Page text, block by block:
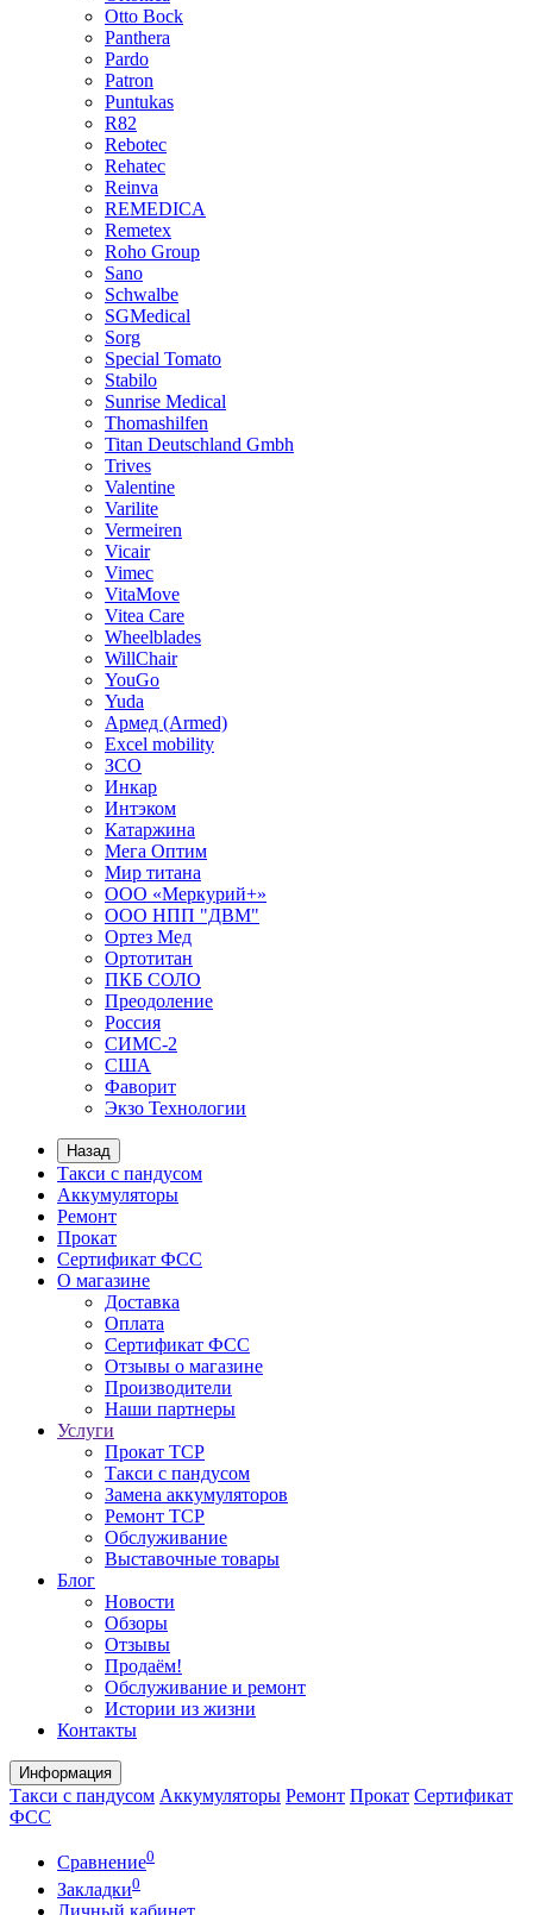
Otto Bock
Panthera
Pardo
Patron
Puntukas
R82
Rebotec
Rehatec
Reinva
REMEDICA
Remetex
Roho Group
Sano
Schwalbe
SGMedical
Sorg
Special Tomato
Stabilo
Sunrise Medical
Thomashilfen
Titan Deutschland Gmbh
Trives
Valentine
Varilite
Vermeiren
Vicair
Vimec
VitaMove
Vitea Care
Wheelblades
WillChair
YouGo
Yuda
Армед (Armed)
Еxcel mobility
ЗСО
Инкар
Интэком
Катаржина
Мега Оптим
Мир титана
ООО «Меркурий+»
ООО НПП "ДВМ"
Ортез Мед
Ортотитан
ПКБ СОЛО
Преодоление
Россия
СИМС-2
США
Фаворит
Экзо Технологии
Назад
Такси с пандусом
Аккумуляторы
Ремонт
Прокат
Сертификат ФСС
О магазине
Доставка
Оплата
Сертификат ФСС
Отзывы о магазине
Производители
Наши партнеры
Услуги
Прокат ТСР
Такси с пандусом
Замена аккумуляторов
Ремонт ТСР
Обслуживание
Выставочные товары
Блог
Новости
Обзоры
Отзывы
Продаём!
Обслуживание и ремонт
Истории из жизни
Контакты
Информация
Такси с пандусом Аккумуляторы Ремонт Прокат Сертификат
ФСС
Сравнение0
Закладки0
Личный кабинет